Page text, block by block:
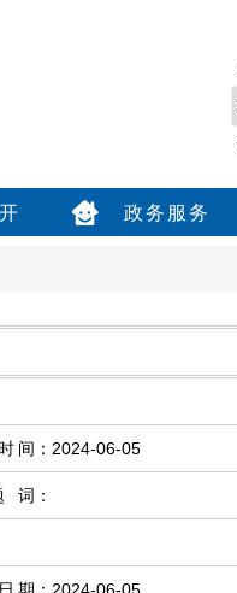
政务服务
间 ： 2024-06-05
词 ：